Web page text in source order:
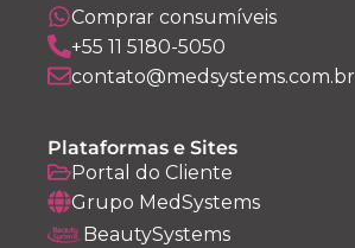
Comprar consumíveis
+55 11 5180-5050
contato@medsystems.com.br
Plataformas e Sites
Portal do Cliente
Grupo MedSystems
BeautySystems